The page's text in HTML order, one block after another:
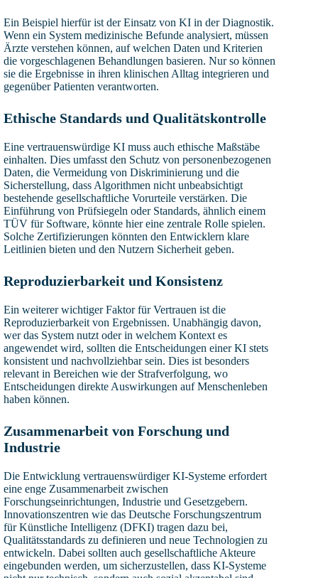
Ein Beispiel hierfür ist der Einsatz von KI in der Diagnostik.
Wenn ein System medizinische Befunde analysiert, müssen
Ärzte verstehen können, auf welchen Daten und Kriterien
die vorgeschlagenen Behandlungen basieren. Nur so können
sie die Ergebnisse in ihren klinischen Alltag integrieren und
gegenüber Patienten verantworten.
Ethische Standards und Qualitätskontrolle
Eine vertrauenswürdige KI muss auch ethische Maßstäbe
einhalten. Dies umfasst den Schutz von personenbezogenen
Daten, die Vermeidung von Diskriminierung und die
Sicherstellung, dass Algorithmen nicht unbeabsichtigt
bestehende gesellschaftliche Vorurteile verstärken. Die
Einführung von Prüfsiegeln oder Standards, ähnlich einem
TÜV für Software, könnte hier eine zentrale Rolle spielen.
Solche Zertifizierungen könnten den Entwicklern klare
Leitlinien bieten und den Nutzern Sicherheit geben.
Reproduzierbarkeit und Konsistenz
Ein weiterer wichtiger Faktor für Vertrauen ist die
Reproduzierbarkeit von Ergebnissen. Unabhängig davon,
wer das System nutzt oder in welchem Kontext es
angewendet wird, sollten die Entscheidungen einer KI stets
konsistent und nachvollziehbar sein. Dies ist besonders
relevant in Bereichen wie der Strafverfolgung, wo
Entscheidungen direkte Auswirkungen auf Menschenleben
haben können.
Zusammenarbeit von Forschung und
Industrie
Die Entwicklung vertrauenswürdiger KI-Systeme erfordert
eine enge Zusammenarbeit zwischen
Forschungseinrichtungen, Industrie und Gesetzgebern.
Innovationszentren wie das Deutsche Forschungszentrum
für Künstliche Intelligenz (DFKI) tragen dazu bei,
Qualitätsstandards zu definieren und neue Technologien zu
entwickeln. Dabei sollten auch gesellschaftliche Akteure
eingebunden werden, um sicherzustellen, dass KI-Systeme